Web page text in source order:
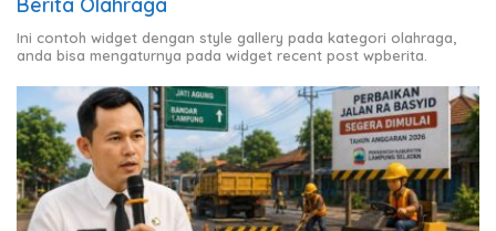
Berita Olahraga
Ini contoh widget dengan style gallery pada kategori olahraga,
anda bisa mengaturnya pada widget recent post wpberita.